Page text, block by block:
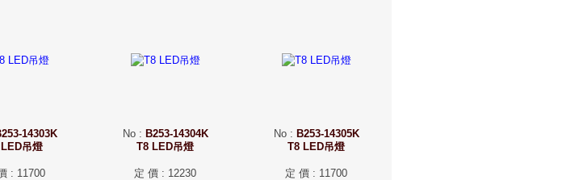
14303K
吊燈
: 11700
No: B253-14304K
T8 LED吊燈
定 價 : 12230
No: B253-14305K
T8 LED吊燈
定 價 : 11700